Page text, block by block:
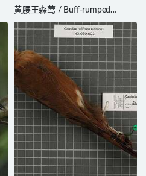
黄腰王森莺 / Buff-rumped
Warbler / Myiothlypis fulvicauda